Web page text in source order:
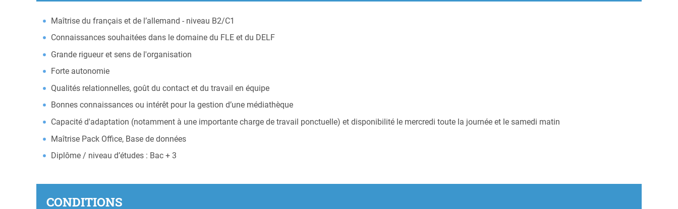
Maîtrise du français et de l’allemand - niveau B2/C1
Connaissances souhaitées dans le domaine du FLE et du DELF
Grande rigueur et sens de l'organisation
Forte autonomie
Qualités relationnelles, goût du contact et du travail en équipe
Bonnes connaissances ou intérêt pour la gestion d’une médiathèque
Capacité d'adaptation (notamment à une importante charge de travail ponctuelle) et disponibilité le mercredi toute la journée et le samedi matin
Maîtrise Pack Office, Base de données
Diplôme / niveau d’études : Bac + 3
CONDITIONS